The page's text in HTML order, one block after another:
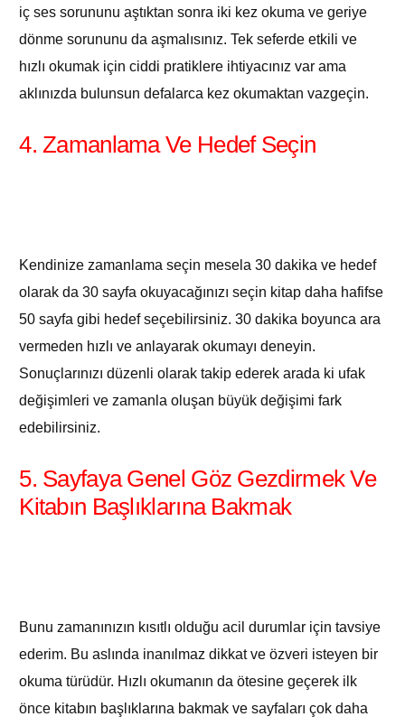
iç ses sorununu aştıktan sonra iki kez okuma ve geriye
dönme sorununu da aşmalısınız. Tek seferde etkili ve
hızlı okumak için ciddi pratiklere ihtiyacınız var ama
aklınızda bulunsun defalarca kez okumaktan vazgeçin.
4. Zamanlama Ve Hedef Seçin
Kendinize zamanlama seçin mesela 30 dakika ve hedef
olarak da 30 sayfa okuyacağınızı seçin kitap daha hafifse
50 sayfa gibi hedef seçebilirsiniz. 30 dakika boyunca ara
vermeden hızlı ve anlayarak okumayı deneyin.
Sonuçlarınızı düzenli olarak takip ederek arada ki ufak
değişimleri ve zamanla oluşan büyük değişimi fark
edebilirsiniz.
5. Sayfaya Genel Göz Gezdirmek Ve
Kitabın Başlıklarına Bakmak
Bunu zamanınızın kısıtlı olduğu acil durumlar için tavsiye
ederim. Bu aslında inanılmaz dikkat ve özveri isteyen bir
okuma türüdür. Hızlı okumanın da ötesine geçerek ilk
önce kitabın başlıklarına bakmak ve sayfaları çok daha